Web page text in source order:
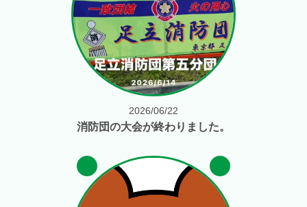
2026/06/22
消防団の大会が終わりました。